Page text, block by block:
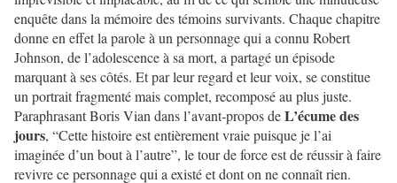
enquête dans la mémoire des témoins survivants. Chaque chapitre
donne en effet la parole à un personnage qui a connu Robert
Johnson, de l’adolescence à sa mort, a partagé un épisode
marquant à ses côtés. Et par leur regard et leur voix, se constitue
un portrait fragmenté mais complet, recomposé au plus juste.
Paraphrasant Boris Vian dans l’avant-propos deL’écume des
jours, “Cette histoire est entièrement vraie puisque je l’ai
imaginée d’un bout à l’autre”, le tour de force est de réussir à faire
revivre ce personnage qui a existé et dont on ne connaît rien.